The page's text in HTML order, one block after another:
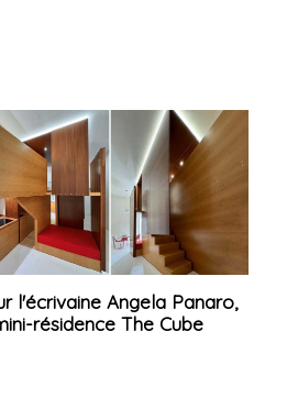
l'écrivaine Angela Panaro,
résidence The Cube